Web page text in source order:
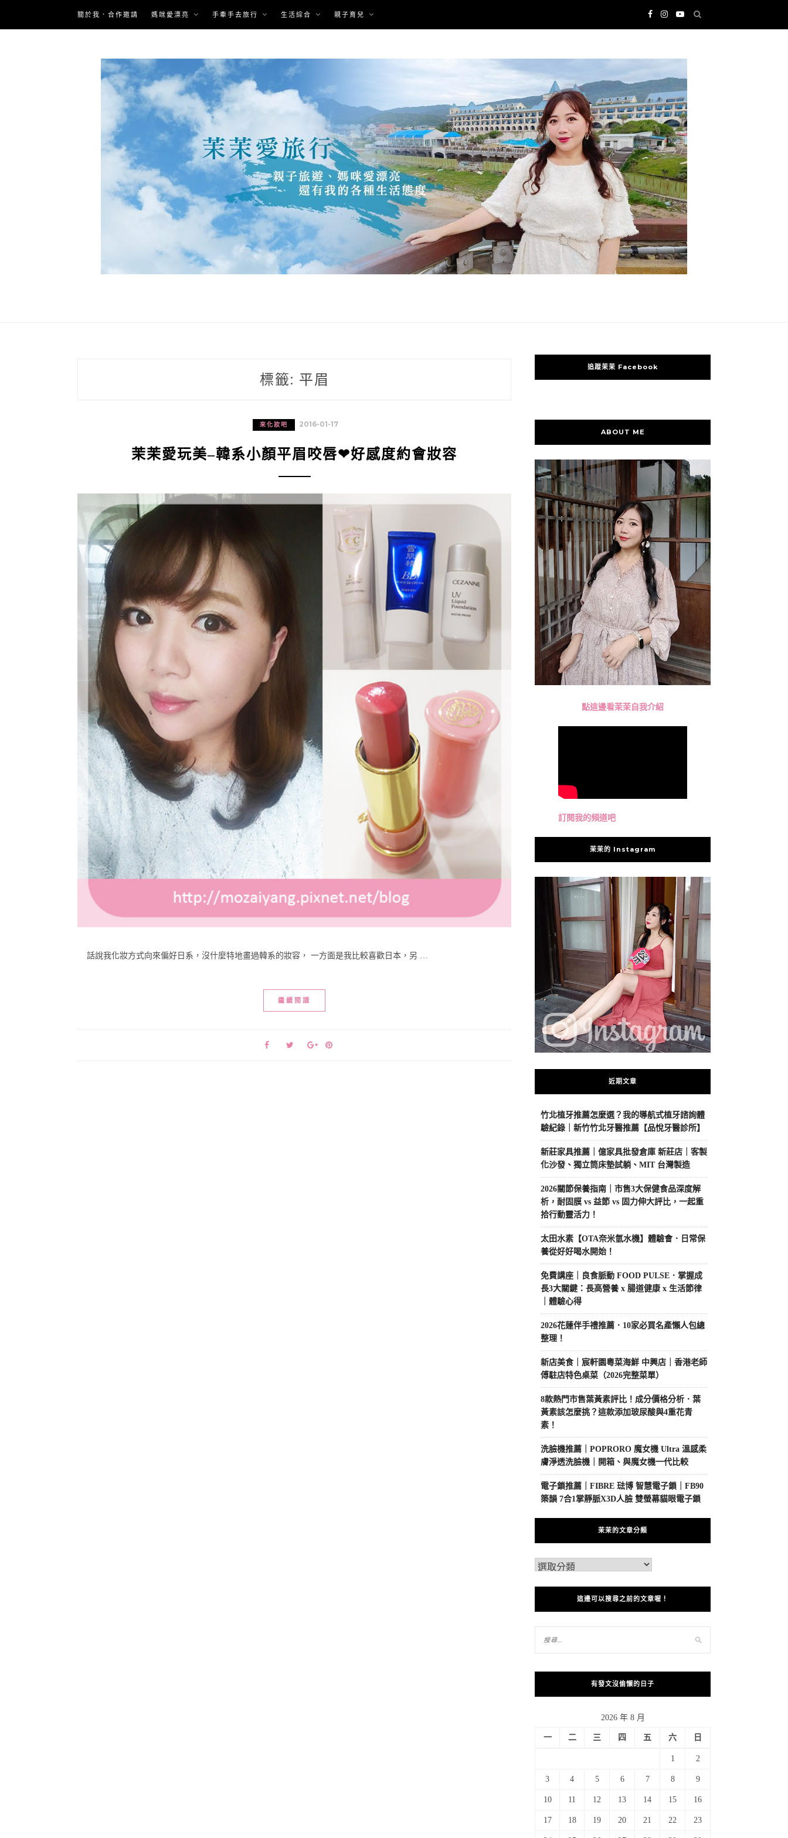
content
關於我．合作邀請 媽咪愛漂亮 手牽手去旅行 生活綜合 親子育兒
標籤: 平眉
來化妝吧 2016-01-17
茉茉愛玩美–韓系小顏平眉咬唇❤好感度約會妝容
話說我化妝方式向來偏好日系，沒什麼特地畫過韓系的妝容， 一方面是我比較喜歡日本，另 …
繼續閱讀
追蹤茉茉 Facebook
ABOUT ME
點這邊看茉茉自我介紹
訂閱我的頻道吧
茉茉的 Instagram
近期文章
竹北植牙推薦怎麼選？我的導航式植牙諮詢體
驗紀錄｜新竹竹北牙醫推薦【品悅牙醫診所】
新莊家具推薦｜億家具批發倉庫 新莊店｜客製
化沙發、獨立筒床墊試躺、MIT 台灣製造
2026關節保養指南｜市售3大保健食品深度解
析，耐固膜 vs 益節 vs 固力伸大評比，一起重
拾行動靈活力！
太田水素【OTA奈米氫水機】體驗會．日常保
養從好好喝水開始！
免費講座｜良食脈動 FOOD PULSE．掌握成
長3大關鍵：長高營養 x 腸道健康 x 生活節律
｜體驗心得
2026花蓮伴手禮推薦．10家必買名產懶人包總
整理！
新店美食｜宸軒園粵菜海鮮 中興店｜香港老師
傅駐店特色桌菜（2026完整菜單）
8款熱門市售葉黃素評比！成分價格分析．葉
黃素該怎麼挑？這款添加玻尿酸與4重花青
素！
洗臉機推薦｜POPRORO 魔女機 Ultra 溫感柔
膚淨透洗臉機｜開箱、與魔女機一代比較
電子鎖推薦｜FIBRE 琺博 智慧電子鎖｜FB90
築韻 7合1掌靜脈X3D人臉 雙螢幕貓眼電子鎖
茉茉的文章分類
這邊可以搜尋之前的文章喔！
有發文沒偷懶的日子
2026 年 8 月
一 二 三 四 五 六 日
1 2
3 4 5 6 7 8 9
10 11 12 13 14 15 16
17 18 19 20 21 22 23